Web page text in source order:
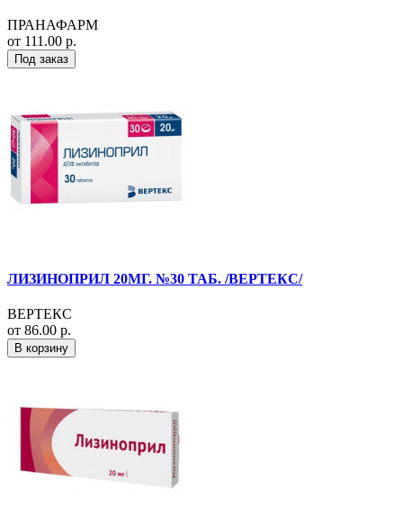
ПРАНАФАРМ
от 111.00 р.
Под заказ
ЛИЗИНОПРИЛ 20МГ. №30 ТАБ. /ВЕРТЕКС/
ВЕРТЕКС
от 86.00 р.
В корзину